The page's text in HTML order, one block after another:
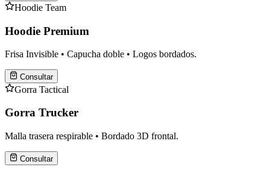
Hoodie Team
Hoodie Premium
Frisa Invisible • Capucha doble • Logos bordados.
Consultar
Gorra Tactical
Gorra Trucker
Malla trasera respirable • Bordado 3D frontal.
Consultar